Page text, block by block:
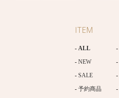
ITEM
ALL
NEW
SALE
予約商品